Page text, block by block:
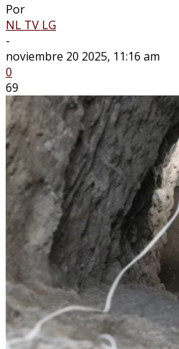
Por
NL TV LG
-
noviembre 20 2025, 11:16 am
0
69